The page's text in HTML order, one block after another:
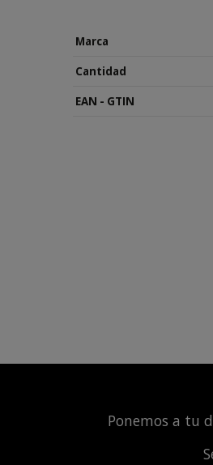
Marca
Cantidad
EAN - GTIN
Ponemos a tu